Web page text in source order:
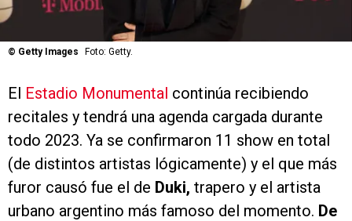
© Getty Images Foto: Getty.
El Estadio Monumental continúa recibiendo
recitales y tendrá una agenda cargada durante
todo 2023. Ya se confirmaron 11 show en total
(de distintos artistas lógicamente) y el que más
furor causó fue el de Duki, trapero y el artista
urbano argentino más famoso del momento. De